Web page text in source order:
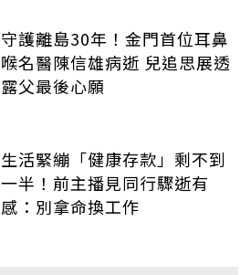
守護離島30年！金門首位耳鼻
喉名醫陳信雄病逝 兒追思展透
露父最後心願
生活緊繃「健康存款」剩不到
一半！前主播見同行驟逝有
感：別拿命換工作